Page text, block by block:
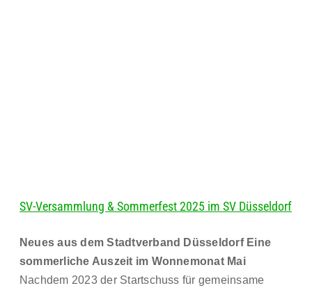
SV-Versammlung & Sommerfest 2025 im SV Düsseldorf
Neues aus dem Stadtverband Düsseldorf Eine
sommerliche Auszeit im Wonnemonat Mai
Nachdem 2023 der Startschuss für gemeinsame